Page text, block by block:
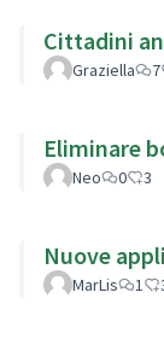
Cittadini
Graziella 7
Eliminare
Neo 0 3
Nuove
MarLis 1